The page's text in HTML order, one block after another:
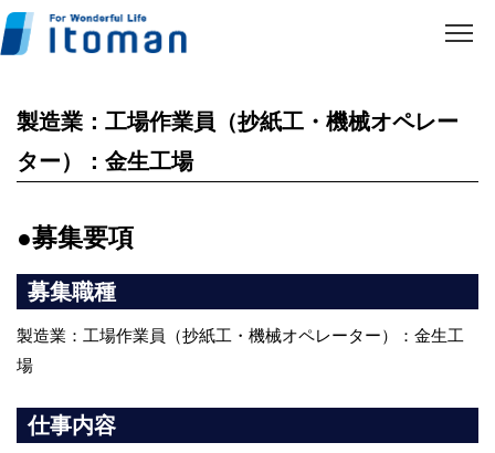
製造業：工場作業員（抄紙工・機械オペレー
ター）：金生工場
●募集要項
募集職種
製造業：工場作業員（抄紙工・機械オペレーター）：金生工
場
仕事内容